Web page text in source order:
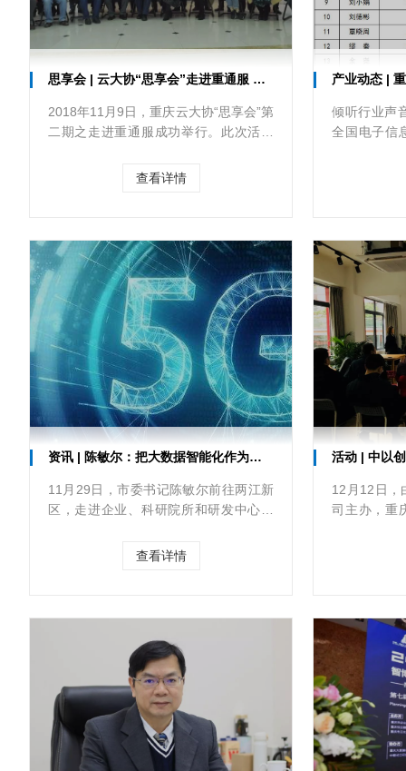
思享会 | 云大协“思享会”走进重通服 共话智慧校园
2018年11月9日，重庆云大协“思享会”第
二期之走进重通服成功举行。此次活动
司（简称“重通服”）共同举办，
查看详情
产业动态 | 重庆13
倾听行业声
全国电子信
资讯 | 陈敏尔：把大数据智能化作为科技创新的主攻方向
11月29日，市委书记陈敏尔前往两江新
区，走进企业、科研院所和研发中心，
学笃用习近平新时代中国特色社会主义
查看详情
活动 | 中以创新
12月12日，
司主办，重